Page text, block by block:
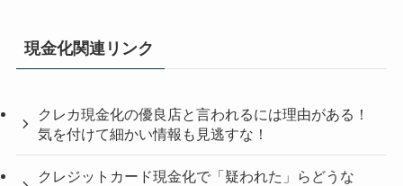
現金化関連リンク
クレカ現金化の優良店と言われるには理由がある！
気を付けて細かい情報も見逃すな！
クレジットカード現金化で「疑われた」らどうな